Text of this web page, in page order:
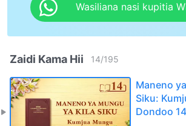
Wasiliana nasi kupitia
Zaidi Kama Hii 14/195
Maneno
Siku:
Dondoo 14